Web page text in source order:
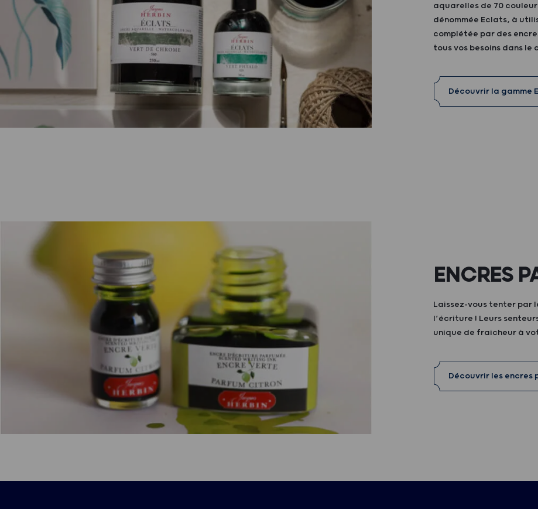
aquarelles de 70
dénommée Eclats, à
complétée par des
tous vos besoins dans le
Découvrir la gamme
ENCRES
Laissez-vous tenter par
l’écriture ! Leurs
unique de fraicheur à
Découvrir les encres